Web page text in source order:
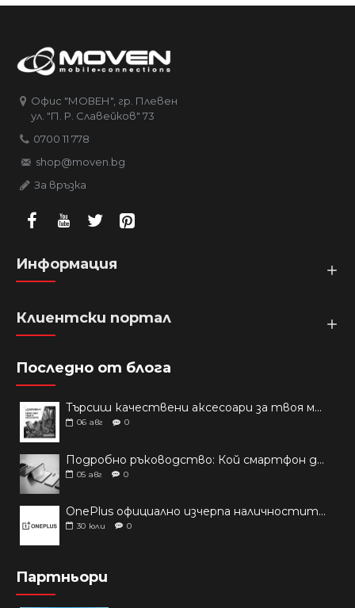
Офис "МОВЕН", гр. Плевен
ул. "П. Р. Славейков" 73
0700 11 778
shop@moven.bg
За връзка
Информация
Клиентски портал
Последно от блога
Търсиш качествени аксесоари за твоя модел? Как правилно да защитим новия си смартфон: Ръководство за аксесоари през 2026 г.
06 авг 0
Подробно ръководство: Кой смартфон да купиш през 2026 г.?
05 авг 0
OnePlus официално изчерпа наличностите си от телефони на основни пазари
30 юли 0
Партньори